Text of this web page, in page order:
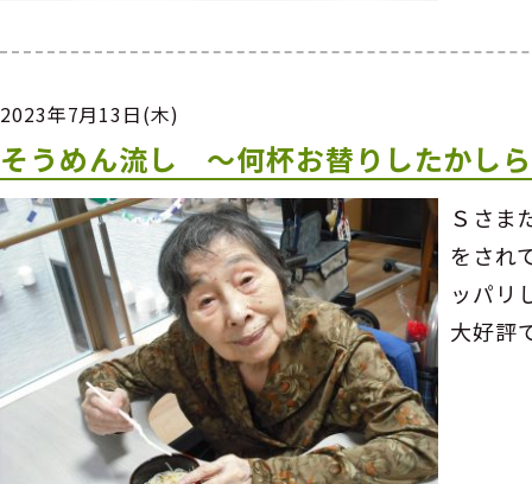
2023年7月13日(木)
そうめん流し ～何杯お替りしたかし
Ｓさま
をされ
ッパリ
大好評